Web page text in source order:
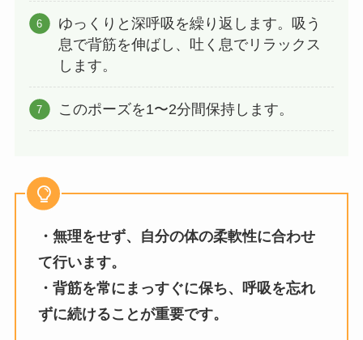
ゆっくりと深呼吸を繰り返します。吸う
息で背筋を伸ばし、吐く息でリラックス
します。
このポーズを1〜2分間保持します。
・無理をせず、自分の体の柔軟性に合わせ
て行います。
・背筋を常にまっすぐに保ち、呼吸を忘れ
ずに続けることが重要です。